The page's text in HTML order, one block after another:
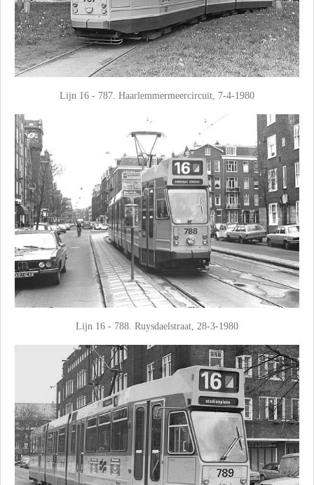
Lijn 16 - 787. Haarlemmermeercircuit, 7-4-1980
Lijn 16 - 788. Ruysdaelstraat, 28-3-1980